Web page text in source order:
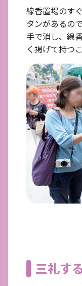
線香置場のす
タンがあるの
手で消し、線
く掲げて持つこ
三礼する